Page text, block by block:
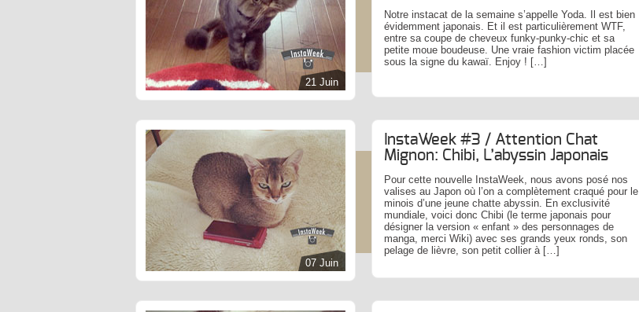
21 Juin
Notre instacat de la semaine s’appelle Yoda. Il est bien
évidemment japonais. Et il est particulièrement WTF,
entre sa coupe de cheveux funky-punky-chic et sa
petite moue boudeuse. Une vraie fashion victim placée
sous la signe du kawaï. Enjoy ! […]
07 Juin
InstaWeek #3 / Attention Chat
Mignon: Chibi, L’abyssin Japonais
Pour cette nouvelle InstaWeek, nous avons posé nos
valises au Japon où l’on a complètement craqué pour le
minois d’une jeune chatte abyssin. En exclusivité
mundiale, voici donc Chibi (le terme japonais pour
désigner la version « enfant » des personnages de
manga, merci Wiki) avec ses grands yeux ronds, son
pelage de lièvre, son petit collier à […]